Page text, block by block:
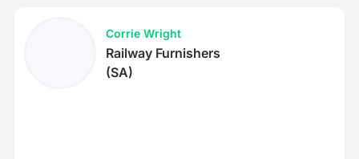
Corrie Wright
Railway Furnishers
(SA)